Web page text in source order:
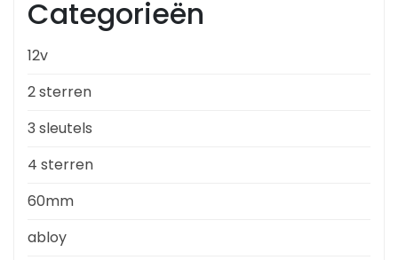
Categorieën
12v
2 sterren
3 sleutels
4 sterren
60mm
abloy